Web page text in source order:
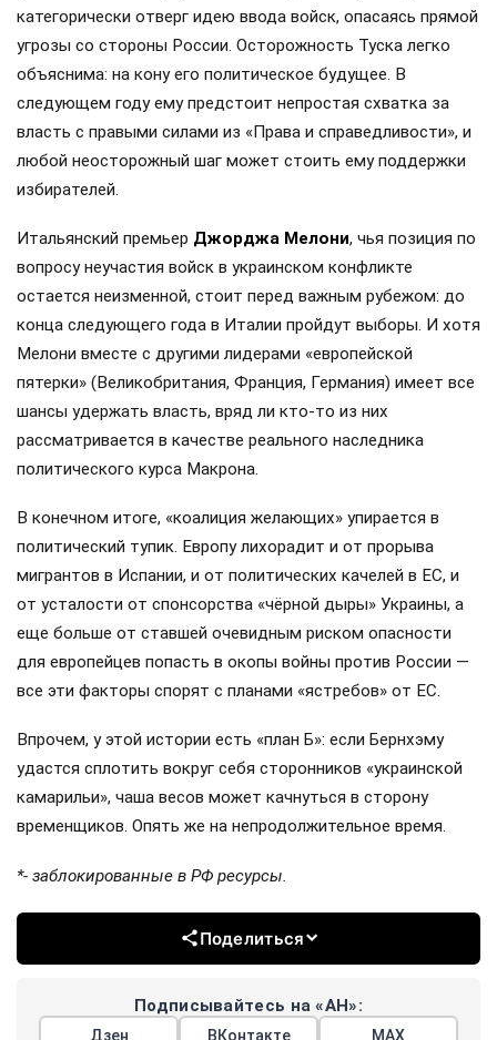
категорически отверг идею ввода войск, опасаясь прямой
угрозы со стороны России. Осторожность Туска легко
объяснима: на кону его политическое будущее. В
следующем году ему предстоит непростая схватка за
власть с правыми силами из «Права и справедливости», и
любой неосторожный шаг может стоить ему поддержки
избирателей.
Итальянский премьер Джорджа Мелони, чья позиция по
вопросу неучастия войск в украинском конфликте
остается неизменной, стоит перед важным рубежом: до
конца следующего года в Италии пройдут выборы. И хотя
Мелони вместе с другими лидерами «европейской
пятерки» (Великобритания, Франция, Германия) имеет все
шансы удержать власть, вряд ли кто-то из них
рассматривается в качестве реального наследника
политического курса Макрона.
В конечном итоге, «коалиция желающих» упирается в
политический тупик. Европу лихорадит и от прорыва
мигрантов в Испании, и от политических качелей в ЕС, и
от усталости от спонсорства «чёрной дыры» Украины, а
еще больше от ставшей очевидным риском опасности
для европейцев попасть в окопы войны против России —
все эти факторы спорят с планами «ястребов» от ЕС.
Впрочем, у этой истории есть «план Б»: если Бернхэму
удастся сплотить вокруг себя сторонников «украинской
камарильи», чаша весов может качнуться в сторону
временщиков. Опять же на непродолжительное время.
*- заблокированные в РФ ресурсы.
Поделиться
Подписывайтесь на «АН»:
Дзен ВКонтакте МАХ